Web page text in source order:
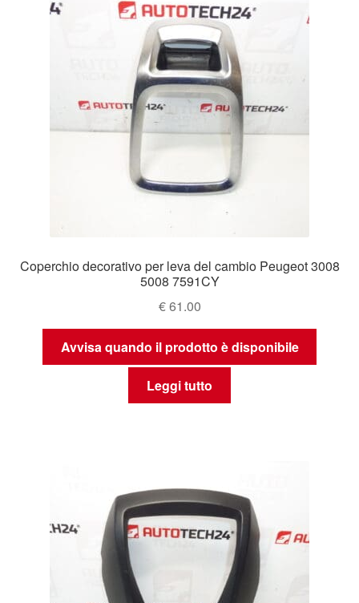
Coperchio decorativo per leva del cambio Peugeot 3008
5008 7591CY
€61.00
Avvisa quando il prodotto è disponibile
Leggi tutto